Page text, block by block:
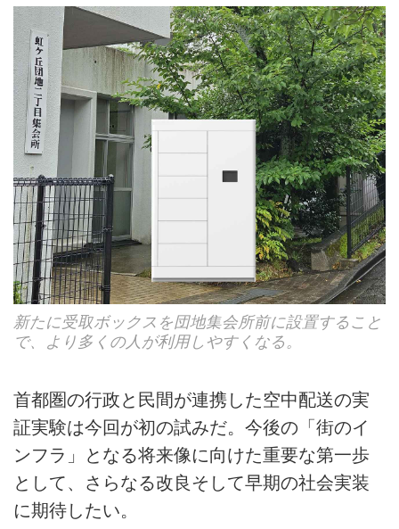
新たに受取ボックスを団地集会所前に設置すること
で、より多くの人が利用しやすくなる。
首都圏の行政と民間が連携した空中配送の実
証実験は今回が初の試みだ。今後の「街のイ
ンフラ」となる将来像に向けた重要な第一歩
として、さらなる改良そして早期の社会実装
に期待したい。